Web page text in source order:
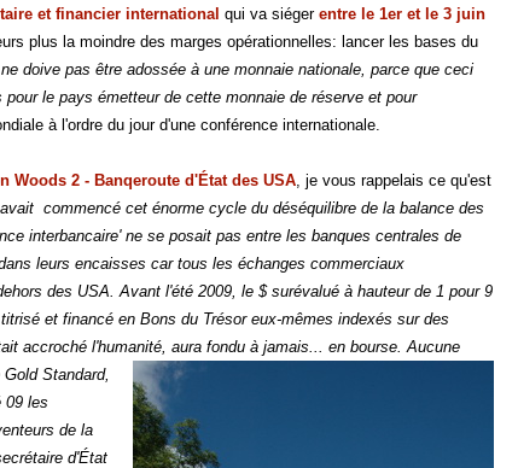
et financier international qui va siéger entre le 1er et le 3 juin
plus la moindre des marges opérationnelles: lancer les bases du
doive pas être adossée à une monnaie nationale, parce que ceci
le pays émetteur de cette monnaie de réserve et pour
à l'ordre du jour d'une conférence internationale.
Woods 2 - Banqeroute d'État des USA , je vous rappelais ce qu'est
commencé cet énorme cycle du déséquilibre de la balance des
interbancaire' ne se posait pas entre les banques centrales de
leurs encaisses car tous les échanges commerciaux
des USA. Avant l'été 2009, le $ surévalué à hauteur de 1 pour 9
et financé en Bons du Trésor eux-mêmes indexés sur des
accroché l'humanité, aura fondu à jamais... en bourse. Aucune
Standard,
09 les
de la
d'État